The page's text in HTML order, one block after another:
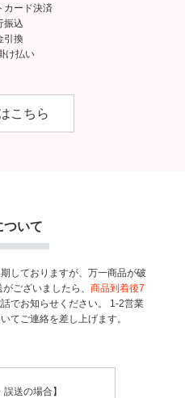
カード決済
振込
引換
け払い
こちら
ついて
しておりますが、万一商品が破
がございましたら、商品到着後7
でお知らせください。
1-2営業
てご連絡を差し上げます。
誤送の場合】